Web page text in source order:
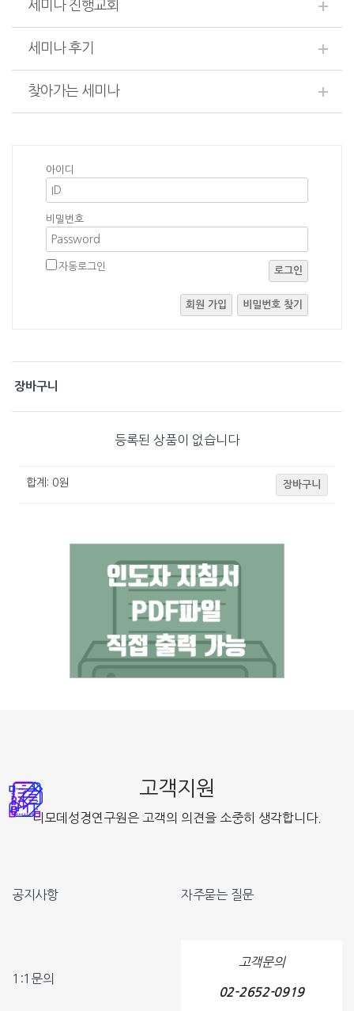
세미나 진행교회
세미나 후기
찾아가는 세미나
아이디
비밀번호
자동로그인 로그인
회원 가입 비밀번호 찾기
장바구니
등록된 상품이 없습니다
합계: 0원 장바구니
고객지원
디모데성경연구원은 고객의 의견을 소중히 생각합니다.
공지사항 자주묻는 질문
1:1문의
고객문의
02-2652-0919